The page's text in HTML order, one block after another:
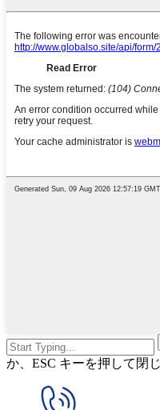
か、ESC キーを押して閉